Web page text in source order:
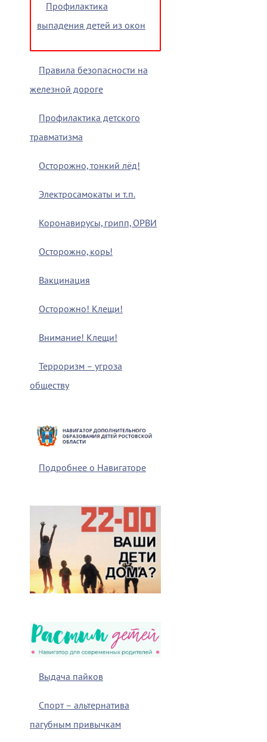
Профилактика
выпадения детей из окон
Правила безопасности на
железной дороге
Профилактика детского
травматизма
Осторожно, тонкий лёд!
Электросамокаты и т.п.
Коронавирусы, грипп, ОРВИ
Осторожно, корь!
Вакцинация
Осторожно! Клещи!
Внимание! Клещи!
Терроризм – угроза
обществу
Подробнее о Навигаторе
Выдача пайков
Спорт – альтернатива
пагубным привычкам